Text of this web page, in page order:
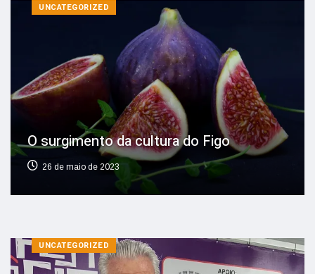
UNCATEGORIZED
O surgimento da cultura do Figo
26 de maio de 2023
UNCATEGORIZED